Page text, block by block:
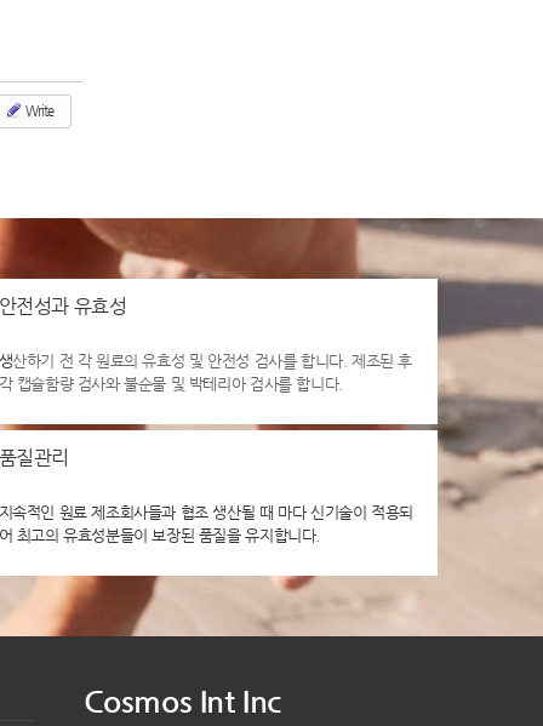
Write
안전성과 유효성
생산하기 전 각 원료의 유효성 및 안전성 검사를 합니다. 제조된 후
각 캡슐함량 검사와 불순물 및 박테리아 검사를 합니다.
품질관리
지속적인 원료 제조회사들과 협조 생산될 때 마다 신기술이 적용되
어 최고의 유효성분들이 보장된 품질을 유지합니다.
Cosmos Int Inc